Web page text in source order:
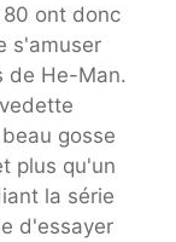
ont donc
s'amuser
de He-Man.
gosse
plus qu'un
la série
d'essayer